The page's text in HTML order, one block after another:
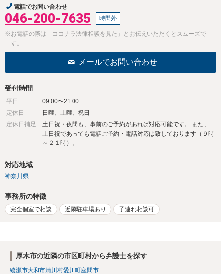
電話でお問い合わせ
046-200-7635 時間外
※お電話の際は「ココナラ法律相談を見た」とお伝えいただくとスムーズで
す。
メールでお問い合わせ
受付時間
平日
09:00〜21:00
定休日
日曜、土曜、祝日
定休日補足
土日祝・夜間も、事前のご予約があれば対応可能です。 また、
土日祝であっても電話ご予約・電話対応は致しております（９時
～２１時）。
対応地域
神奈川県
事務所の特徴
完全個室で相談 近隣駐車場あり 子連れ相談可
厚木市の近隣の市区町村から弁護士を探す
綾瀬市大和市清川村愛川町座間市